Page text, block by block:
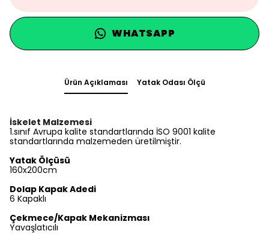
WHATSAPP
Ürün Açıklaması Yatak Odası Ölçü
İskelet Malzemesi
1.sınıf Avrupa kalite standartlarında İSO 9001 kalite
standartlarında malzemeden üretilmiştir.
Yatak Ölçüsü
160x200cm
Dolap Kapak Adedi
6 Kapaklı
Çekmece/Kapak Mekanizması
Yavaşlatıcılı